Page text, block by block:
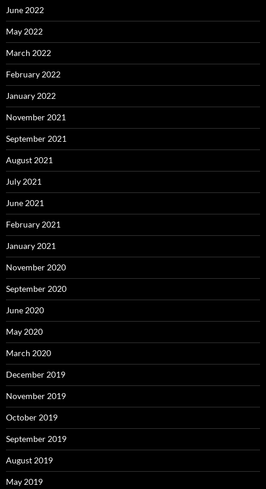
June 2022
May 2022
March 2022
February 2022
January 2022
November 2021
September 2021
August 2021
July 2021
June 2021
February 2021
January 2021
November 2020
September 2020
June 2020
May 2020
March 2020
December 2019
November 2019
October 2019
September 2019
August 2019
May 2019